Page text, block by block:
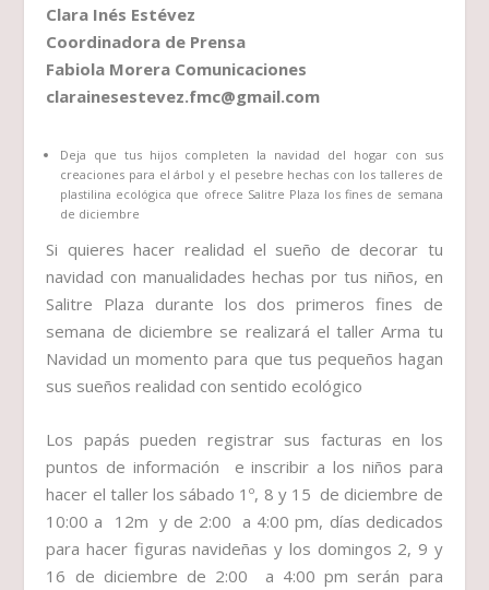
Clara Inés Estévez
Coordinadora de Prensa
Fabiola Morera Comunicaciones
clarainesestevez.fmc@gmail.com
Deja que tus hijos completen la navidad del hogar con sus
creaciones para el árbol y el pesebre hechas con los talleres de
plastilina ecológica que ofrece Salitre Plaza los fines de semana
de diciembre
Si quieres hacer realidad el sueño de decorar tu
navidad con manualidades hechas por tus niños, en
Salitre Plaza durante los dos primeros fines de
semana de diciembre se realizará el taller Arma tu
Navidad un momento para que tus pequeños hagan
sus sueños realidad con sentido ecológico
Los papás pueden registrar sus facturas en los
puntos de información e inscribir a los niños para
hacer el taller los sábado 1º, 8 y 15 de diciembre de
10:00 a 12m y de 2:00 a 4:00 pm, días dedicados
para hacer figuras navideñas y los domingos 2, 9 y
16 de diciembre de 2:00 a 4:00 pm serán para